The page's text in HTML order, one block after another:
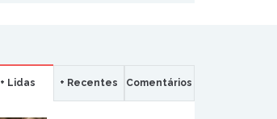
+ Lidas + Recentes Comentários